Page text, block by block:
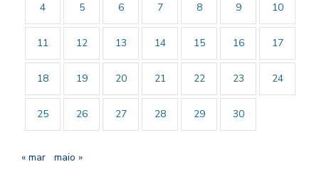
4 5 6 7 8 9 10
11 12 13 14 15 16 17
18 19 20 21 22 23 24
25 26 27 28 29 30
« mar maio »